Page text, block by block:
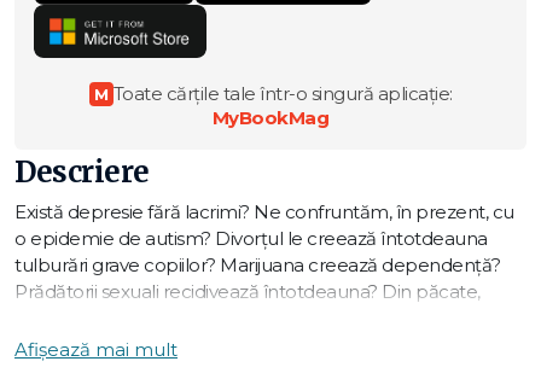
M Toate cărțile tale într-o singură aplicație:
MyBookMag
Descriere
Există depresie fără lacrimi? Ne confruntăm, în prezent, cu
o epidemie de autism? Divorțul le creează întotdeauna
tulburări grave copiilor? Marijuana creează dependență?
Prădătorii sexuali recidivează întotdeauna? Din păcate,
auzim din nenumărate surse, inclusiv din media și din
Afișează mai mult